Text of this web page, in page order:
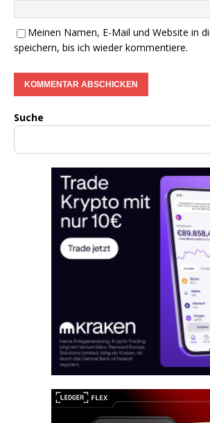
Meinen Namen, E-Mail und Website in
speichern, bis ich wieder kommentiere.
Suche